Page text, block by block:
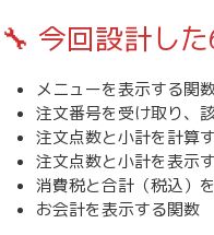
🔧 今回設計し
メニューを表示する関
注文番号を受け取り、
注文点数と小計を計算
注文点数と小計を表示
消費税と合計（税込）
お会計を表示する関数